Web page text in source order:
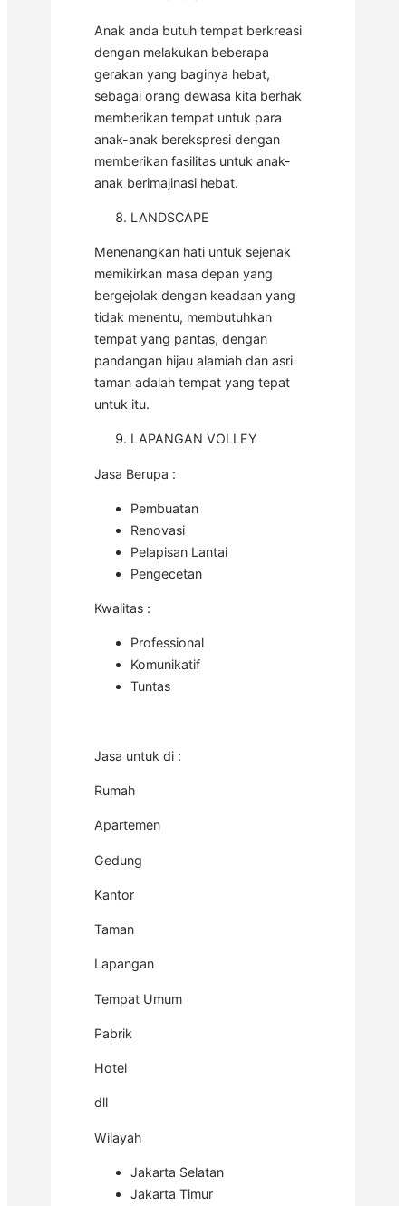
Anak anda butuh tempat berkreasi
dengan melakukan beberapa
gerakan yang baginya hebat,
sebagai orang dewasa kita berhak
memberikan tempat untuk para
anak-anak berekspresi dengan
memberikan fasilitas untuk anak-
anak berimajinasi hebat.
LANDSCAPE
Menenangkan hati untuk sejenak
memikirkan masa depan yang
bergejolak dengan keadaan yang
tidak menentu, membutuhkan
tempat yang pantas, dengan
pandangan hijau alamiah dan asri
taman adalah tempat yang tepat
untuk itu.
LAPANGAN VOLLEY
Jasa Berupa :
Pembuatan
Renovasi
Pelapisan Lantai
Pengecetan
Kwalitas :
Professional
Komunikatif
Tuntas
Jasa untuk di :
Rumah
Apartemen
Gedung
Kantor
Taman
Lapangan
Tempat Umum
Pabrik
Hotel
dll
Wilayah
Jakarta Selatan
Jakarta Timur